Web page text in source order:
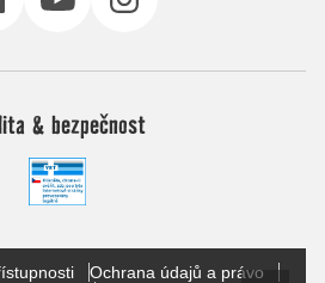
& bezpečnost
Ochrana údajů a právo